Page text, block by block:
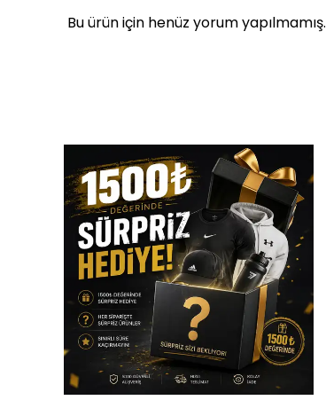
Bu ürün için henüz yorum yapılmamış.